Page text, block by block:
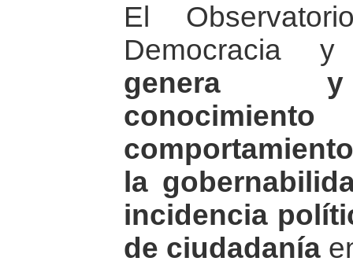
El
Democracia
genera y
la
incidencia
de ciudadanía